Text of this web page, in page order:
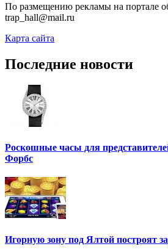
По размещению рекламы на портале
trap_hall@mail.ru
Карта сайта
Последние новости
Роскошные часы для
Форбс
Игорную зону под Ялтой построят